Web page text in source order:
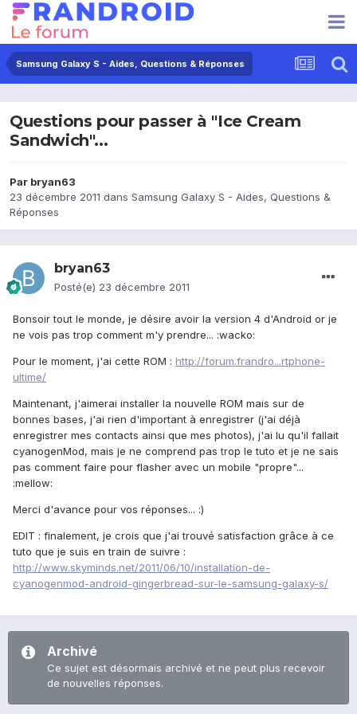
Samsung Galaxy S - Aides, Questions & Réponses
Questions pour passer à "Ice Cream
Sandwich"...
Par bryan63
23 décembre 2011 dans Samsung Galaxy S - Aides, Questions &
Réponses
bryan63
Posté(e) 23 décembre 2011
Bonsoir tout le monde, je désire avoir la version 4 d'Android or je
ne vois pas trop comment m'y prendre... :wacko:
Pour le moment, j'ai cette ROM : http://forum.frandro...rtphone-
ultime/
Maintenant, j'aimerai installer la nouvelle ROM mais sur de
bonnes bases, j'ai rien d'important à enregistrer (j'ai déjà
enregistrer mes contacts ainsi que mes photos), j'ai lu qu'il fallait
cyanogenMod, mais je ne comprend pas trop le tuto et je ne sais
pas comment faire pour flasher avec un mobile "propre"...
:mellow:
Merci d'avance pour vos réponses... :)
EDIT : finalement, je crois que j'ai trouvé satisfaction grâce à ce
tuto que je suis en train de suivre :
http://www.skyminds.net/2011/06/10/installation-de-
cyanogenmod-android-gingerbread-sur-le-samsung-galaxy-s/
Archivé
Ce sujet est désormais archivé et ne peut plus recevoir
de nouvelles réponses.